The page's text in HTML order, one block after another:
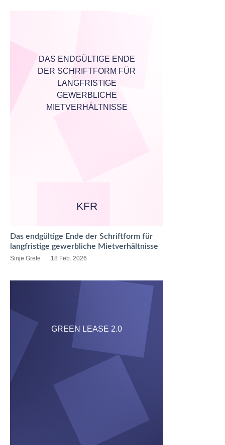
DAS ENDGÜLTIGE ENDE
DER SCHRIFTFORM FÜR
LANGFRISTIGE
GEWERBLICHE
MIETVERHÄLTNISSE
KFR
Das endgültige Ende der Schriftform für
langfristige gewerbliche Mietverhältnisse
Sinje Grefe 18 Feb. 2026
GREEN LEASE 2.0